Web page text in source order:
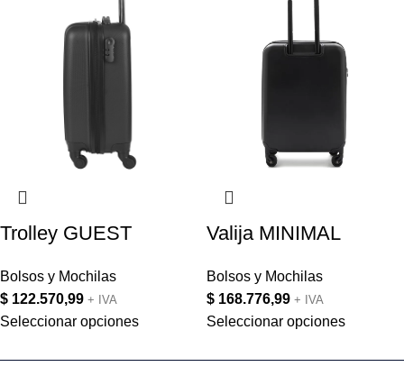
Trolley GUEST
Bolsos y Mochilas
$ 122.570,99 + IVA
Seleccionar opciones
Valija MINIMAL
Bolsos y Mochilas
$ 168.776,99 + IVA
Seleccionar opciones